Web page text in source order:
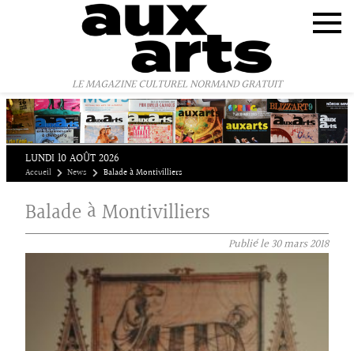
LE MAGAZINE CULTUREL NORMAND GRATUIT
LUNDI 10 AOÛT 2026
Accueil News Balade à Montivilliers
Balade à Montivilliers
Publié le30 mars 2018
Panneau de gestion des cookies